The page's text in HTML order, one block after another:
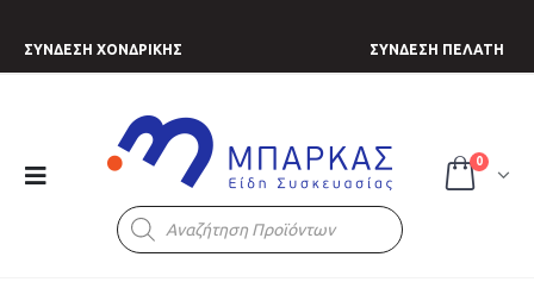
ΣΥΝΔΕΣΗ ΧΟΝΔΡΙΚΗΣ ΣΥΝΔΕΣΗ ΠΕΛΑΤΗ
Products
search
0